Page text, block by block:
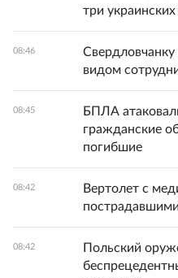
три
08:46
видом
08:45
БПЛА
гражданские
погибшие
08:42
Вертолет с
08:42
Польский